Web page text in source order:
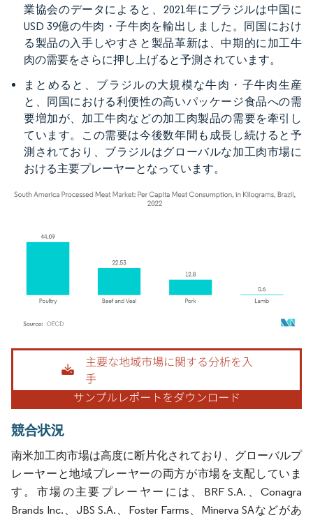
業協会のデータによると、2021年にブラジルは中国に
USD 39億の牛肉・子牛肉を輸出しました。同国におけ
る製品の入手しやすさと製品革新は、中期的に加工牛
肉の需要をさらに押し上げると予測されています。
まとめると、ブラジルの大規模な牛肉・子牛肉生産
と、同国における利便性の高いパッケージ食品への需
要増加が、加工牛肉などの加工肉製品の需要を牽引し
ています。この需要は今後数年間も成長し続けると予
測されており、ブラジルはグローバルな加工肉市場に
おける主要プレーヤーとなっています。
画像 © Mordor Intelligence。再利用にはCC BY 4.0の表示が必要です。
競合状況
南米加工肉市場は高度に断片化されており、グローバルプ
レーヤーと地域プレーヤーの両方が市場を支配していま
す。市場の主要プレーヤーには、BRF S.A.、Conagra
Brands Inc.、JBS S.A.、Foster Farms、Minerva SAなどがあ